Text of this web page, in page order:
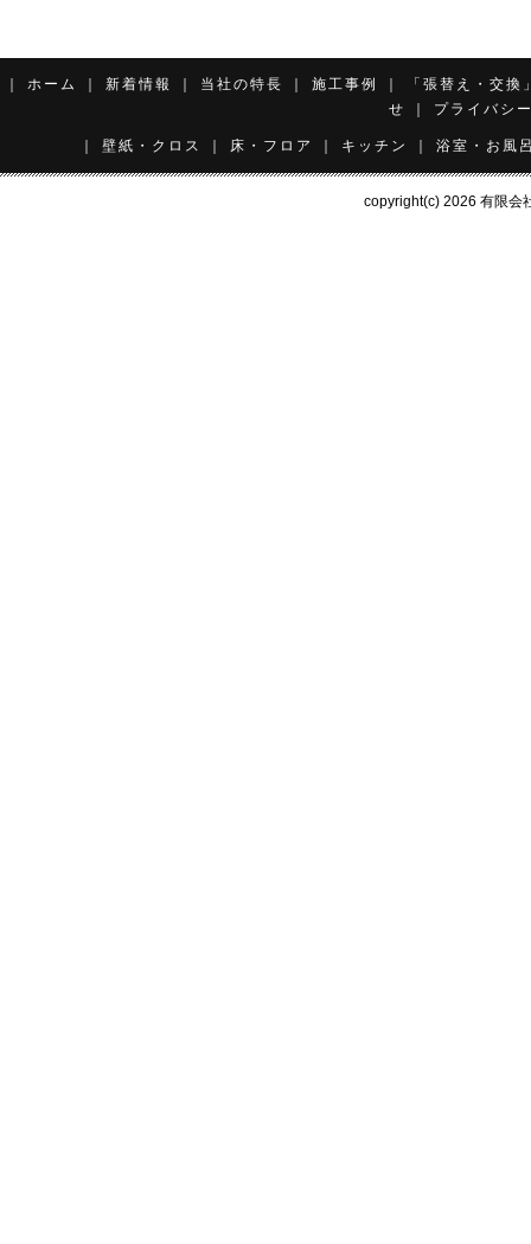
ホーム 新着情報 当社の特長 施工事例
「張替え・交
せ
プライバシ
壁紙・クロス 床・フロア キッチン 浴室・お風
copyright(c) 2026 有限会